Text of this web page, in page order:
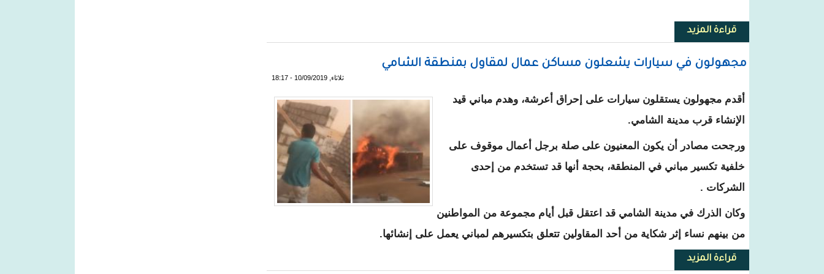
قراءة المزيدحول نواذيبو : احتجاجات على ارتفاع أسعار المواد الغذائية و إنتشار الأوساخ - صور
مجهولون في سيارات يشعلون مساكن عمال لمقاول بمنطقة الشامي
ثلاثاء, 10/09/2019 - 18:17
أقدم مجهولون يستقلون سيارات على إحراق أعرشة، وهدم مباني قيد
الإنشاء قرب مدينة الشامي.
ورجحت مصادر أن يكون المعنيون على صلة برجل أعمال موقوف على
خلفية تكسير مباني في المنطقة، بحجة أنها قد تستخدم من إحدى
الشركات .
وكان الذرك في مدينة الشامي قد اعتقل قبل أيام مجموعة من المواطنين
من بينهم نساء إثر شكاية من أحد المقاولين تتعلق بتكسيرهم لمباني يعمل على إنشائها.
قراءة المزيدحول مجهولون في سيارات يشعلون مساكن عمال لمقاول بمنطقة الشامي